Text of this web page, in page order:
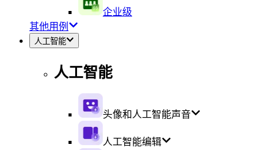
企业级
其他用例
人工智能
人工智能
头像和人工智能声音
人工智能编辑